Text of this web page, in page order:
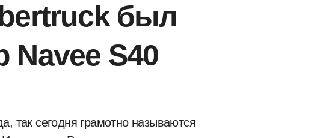
был
Navee S40